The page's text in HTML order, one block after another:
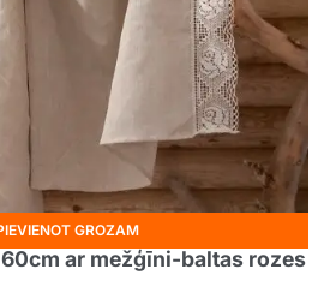
ar mežģīni-baltas rozes
GROZAM